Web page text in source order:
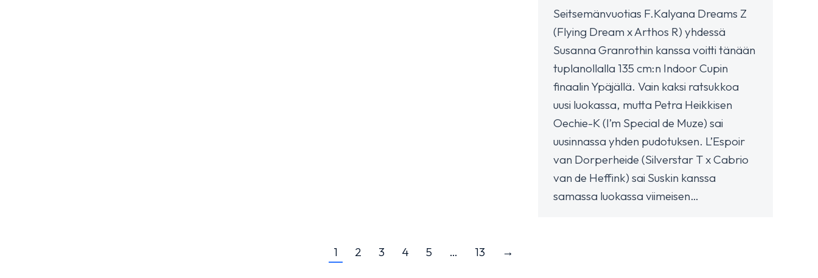
Seitsemänvuotias F.Kalyana Dreams Z
(Flying Dream x Arthos R) yhdessä
Susanna Granrothin kanssa voitti tänään
tuplanollalla 135 cm:n Indoor Cupin
finaalin Ypäjällä. Vain kaksi ratsukkoa
uusi luokassa, mutta Petra Heikkisen
Oechie-K (I’m Special de Muze) sai
uusinnassa yhden pudotuksen. L’Espoir
van Dorperheide (Silverstar T x Cabrio
van de Heffink) sai Suskin kanssa
samassa luokassa viimeisen…
1 2 3 4 5 … 13 →